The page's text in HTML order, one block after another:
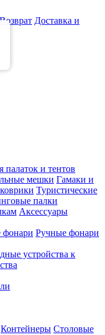
Возврат Доставка и
палаток и тентов
мешки Гамаки и
Туристические
палки
Аксессуары
фонари Ручные фонари
устройства к
Контейнеры Столовые